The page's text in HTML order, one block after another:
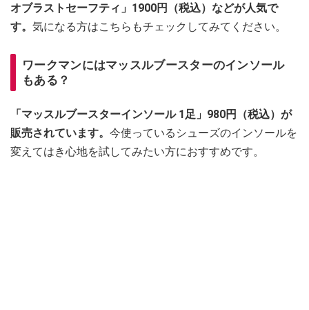
オブラストセーフティ」1900円（税込）などが人気で
す。 気になる方はこちらもチェックしてみてください。
ワークマンにはマッスルブースターのインソール
もある？
「マッスルブースターインソール 1足」980円（税込）が
販売されています。 今使っているシューズのインソールを
変えてはき心地を試してみたい方におすすめです。